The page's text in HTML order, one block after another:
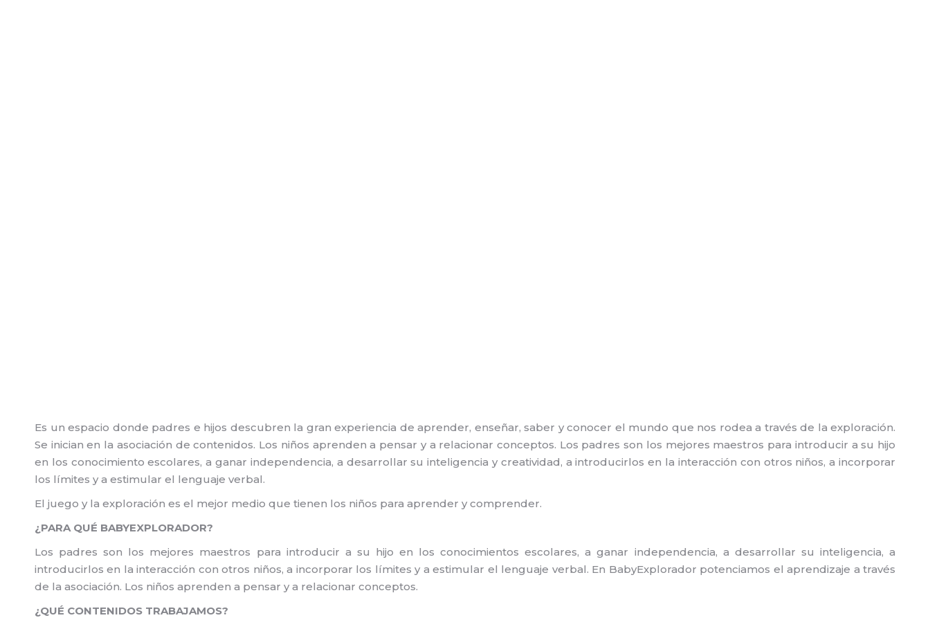
Es un espacio donde padres e hijos descubren la gran experiencia de aprender, enseñar, saber y conocer el mundo que nos rodea a través de la exploración.
Se inician en la asociación de contenidos. Los niños aprenden a pensar y a relacionar conceptos. Los padres son los mejores maestros para introducir a su hijo
en los conocimiento escolares, a ganar independencia, a desarrollar su inteligencia y creatividad, a introducirlos en la interacción con otros niños, a incorporar
los límites y a estimular el lenguaje verbal.
El juego y la exploración es el mejor medio que tienen los niños para aprender y comprender.
¿PARA QUÉ BABYEXPLORADOR?
Los padres son los mejores maestros para introducir a su hijo en los conocimientos escolares, a ganar independencia, a desarrollar su inteligencia, a
introducirlos en la interacción con otros niños, a incorporar los límites y a estimular el lenguaje verbal. En BabyExplorador potenciamos el aprendizaje a través
de la asociación. Los niños aprenden a pensar y a relacionar conceptos.
¿QUÉ CONTENIDOS TRABAJAMOS?